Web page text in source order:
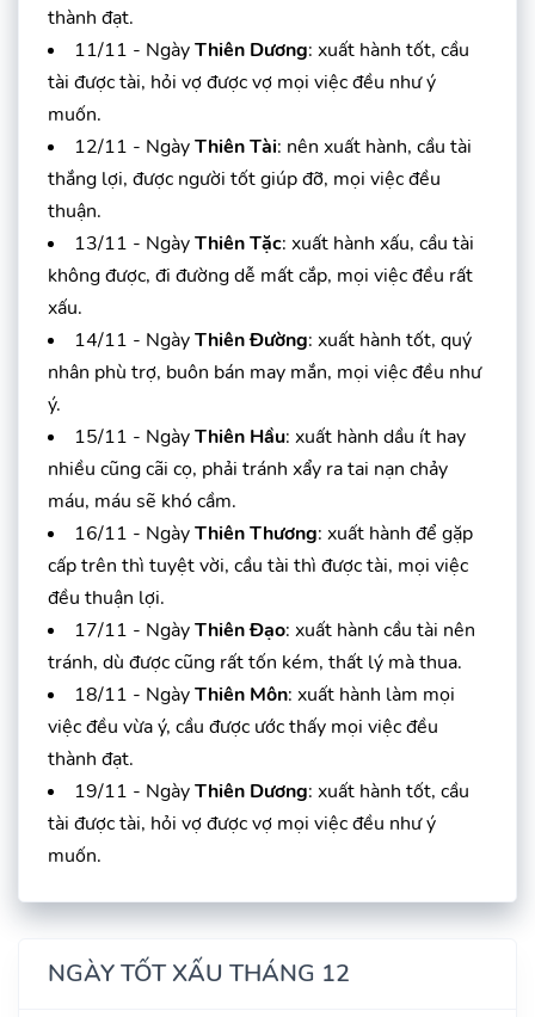
thành đạt.
11/11 - NgàyThiên Dương: xuất hành tốt, cầu
tài được tài, hỏi vợ được vợ mọi việc đều như ý
muốn.
12/11 - NgàyThiên Tài: nên xuất hành, cầu tài
thắng lợi, được người tốt giúp đỡ, mọi việc đều
thuận.
13/11 - NgàyThiên Tặc: xuất hành xấu, cầu tài
không được, đi đường dễ mất cắp, mọi việc đều rất
xấu.
14/11 - NgàyThiên Đường: xuất hành tốt, quý
nhân phù trợ, buôn bán may mắn, mọi việc đều như
ý.
15/11 - NgàyThiên Hầu: xuất hành dầu ít hay
nhiều cũng cãi cọ, phải tránh xẩy ra tai nạn chảy
máu, máu sẽ khó cầm.
16/11 - NgàyThiên Thương: xuất hành để gặp
cấp trên thì tuyệt vời, cầu tài thì được tài, mọi việc
đều thuận lợi.
17/11 - NgàyThiên Đạo: xuất hành cầu tài nên
tránh, dù được cũng rất tốn kém, thất lý mà thua.
18/11 - NgàyThiên Môn: xuất hành làm mọi
việc đều vừa ý, cầu được ước thấy mọi việc đều
thành đạt.
19/11 - NgàyThiên Dương: xuất hành tốt, cầu
tài được tài, hỏi vợ được vợ mọi việc đều như ý
muốn.
NGÀY TỐT XẤU THÁNG 12